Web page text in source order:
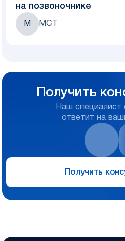
на позвоночнике
М МСТ
Получить
Наш специалист
ответит на
Получить